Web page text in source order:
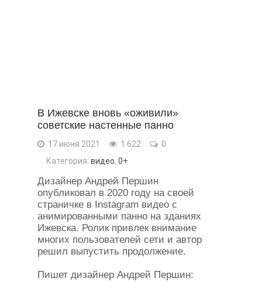
В Ижевске вновь «оживили»
советские настенные панно
17 июня 2021 1 622
0
Категория: видео, 0+
Дизайнер Андрей Першин
опубликовал в 2020 году на своей
страничке в Instagram видео с
анимированными панно на зданиях
Ижевска. Ролик привлек внимание
многих пользователей сети и автор
решил выпустить продолжение.
Пишет дизайнер Андрей Першин: